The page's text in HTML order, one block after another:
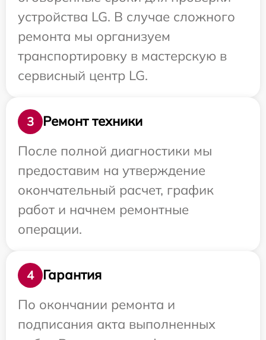
устройства LG. В случае сложного
ремонта мы организуем
транспортировку в мастерскую в
сервисный центр LG.
3
Ремонт техники
После полной диагностики мы
предоставим на утверждение
окончательный расчет, график
работ и начнем ремонтные
операции.
4
Гарантия
По окончании ремонта и
подписания акта выполненных